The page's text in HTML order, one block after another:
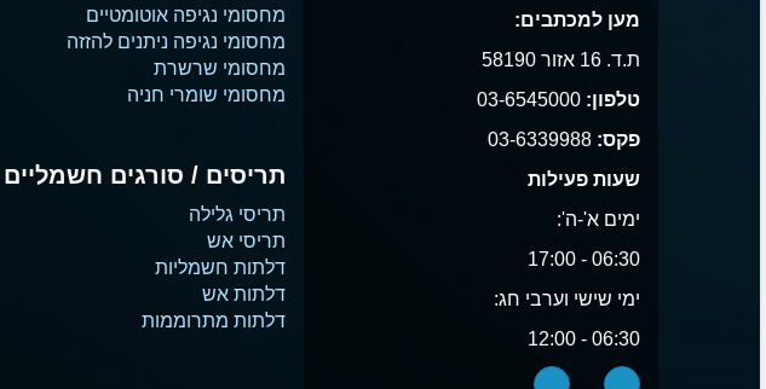
מען למכתבים:
ת.ד. 16 אזור 58190
טלפון: 03-6545000
פקס: 03-6339988
שעות פעילות
ימים א'-ה':
06:30 - 17:00
ימי שישי וערבי חג:
06:30 - 12:00
מחסומי נגיפה אוטומטיים
מחסומי נגיפה ניתנים להזזה
מחסומי שרשרת
מחסומי שומרי חניה
תריסים / סורגים חשמליים
תריסי גלילה
תריסי אש
דלתות חשמליות
דלתות אש
דלתות מתרוממות